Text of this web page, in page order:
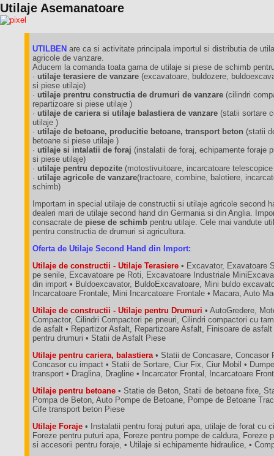
Utilaje Asemanatoare
UTILBEN are ca si activitate principala importul si distributia de
agricole de vanzare.
Aducem la comanda toata gama de utilaje si piese de schimb
· utilaje terasiere de vanzare (excavatoare, buldozere,
si piese utilaje)
· utilaje prentru constructia de drumuri de vanzare (cilindri
repartizoare si piese utilaje )
· utilaje de cariera si utilaje balastiera de vanzare (statii sortare
utilaje )
· utilaje de betoane, producitie betoane, transport beton (statii
betoane si piese utilaje )
· utilaje si intalatii de foraj (instalatii de foraj, echipamente foraje
si piese utilaje)
· utilaje pentru depozite (motostivuitoare, incarcatoare
· utilaje agricole de vanzare(tractoare, combine, balotiere,
schimb)
Importam in special utilaje de constructii si utilaje agricole second
dealeri mari de utilaje second hand din Germania si din Anglia.
consacrate de piese de schimb pentru utilaje. Cele mai vandute
pentru constructia de drumuri si agricultura.
Oferta de Utilaje Second Hand din Import:
Utilaje de constructii - Utilaje Terasiere • Excavator, Exavatoare
pe senile, Excavatoare pe Roti, Excavatoare Industriale
din import • Buldoexcavator, BuldoExcavatoare, Mini buldo
Incarcatoare Frontale, Mini Incarcatoare Frontale • Macara, Auto
Utilaje de constructii - Utilaje pentru Drumuri • AutoGredere,
Compactor, Cilindri Compactori pe pneuri, Cilindri compactori cu
de asfalt • Repartizor Asfalt, Repartizoare Asfalt, Finisoare de
pentru drumuri • Statii de Asfalt Piese
Utilaje pentru cariera, balastiera • Statii de Concasare, Concasor
Concasor cu impact • Statii de Sortare, Ciur Fix, Ciur Mobil •
transport • Draglina, Dragline • Incarcator Frontal, Incarcatoare
Utilaje pentru betoane • Statie de Beton, Statii de betoane fixe,
Pompa de Beton, Auto Pompe de Betoane, Pompe de Betoane
Cife transport beton Piese
Utilaje Foraje • Instalatii pentru foraj puturi apa, utilaje de forat cu
Foreze pentru puturi apa, Foreze pentru pompe de caldura, Foreze
si accesorii pentru foraje, • Utilaje si echipamente hidraulice, •